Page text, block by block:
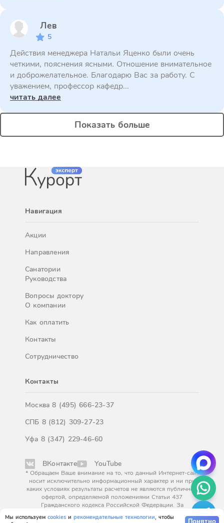
Мы используем cookies и рекомендательные технологии, чтобы
Понятно
Лев
5
Действия менеджера Натальи Яценко были очень
четкими, пояснения ясными. Отношение внимательное
и доброжелательное. Благодарю Вас за работу. С
уважением, профессор кафедр...
читать далее
Показать больше
Навигация
Акции
Направления
Санатории
Руководства
Вопросы доктору
О компании
Как оплатить
Контакты
Сотрудничество
Контакты
Москва8 (495) 666-23-37
СПБ 8 (812) 309-27-23
Уфа 8 (347) 229-46-60
ВКонтакте YouTube
* Обращаем Ваше внимание на то, что данный Интернет-сайт
носит исключительно информационный характер и ни при
каких условиях результаты расчетов не являются публичной
офертой, определяемой положениями Статьи 437
Гражданского кодекса Российской Федерации. За